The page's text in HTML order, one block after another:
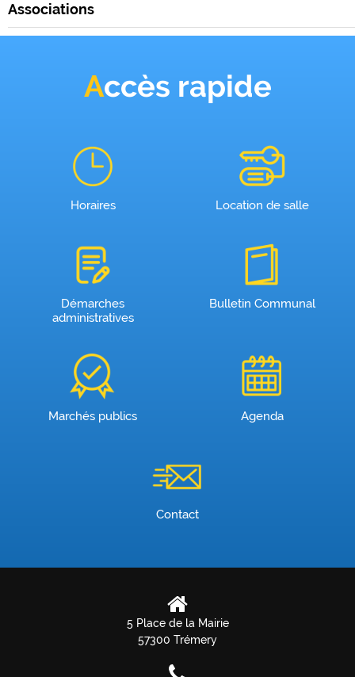
Associations
Accès rapide
Horaires Location de salle
Démarches
administratives
Bulletin Communal
Marchés publics Agenda
Contact
5 Place de la Mairie
57300 Trémery